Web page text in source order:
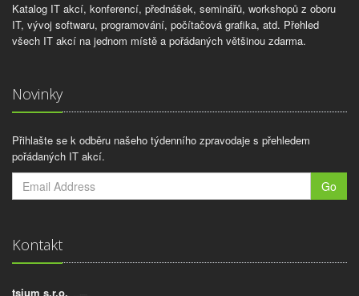
Katalog IT akcí, konferencí, přednášek, seminářů, workshopů z oboru
IT, vývoj softwaru, programování, počítačová grafika, atd. Přehled
všech IT akcí na jednom místě a pořádaných většinou zdarma.
Novinky
Přihlašte se k odběru našeho týdenního zpravodaje s přehledem
pořádaných IT akcí.
Go
Kontakt
tsium s.r.o.